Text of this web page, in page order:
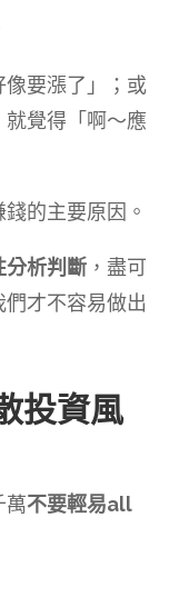
要漲了」；或
覺得「啊～應
的主要原因。
分析判斷，盡可
才不容易做出
投資風
萬不要輕易all